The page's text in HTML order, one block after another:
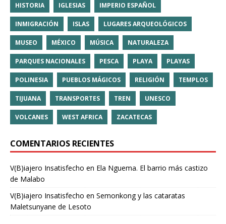
HISTORIA IGLESIAS IMPERIO ESPAÑOL
INMIGRACIÓN ISLAS LUGARES ARQUEOLÓGICOS
MUSEO MÉXICO MÚSICA NATURALEZA
PARQUES NACIONALES PESCA PLAYA PLAYAS
POLINESIA PUEBLOS MÁGICOS RELIGIÓN TEMPLOS
TIJUANA TRANSPORTES TREN UNESCO
VOLCANES WEST AFRICA ZACATECAS
COMENTARIOS RECIENTES
V(B)iajero Insatisfecho en Ela Nguema. El barrio más castizo
de Malabo
V(B)iajero Insatisfecho en Semonkong y las cataratas
Maletsunyane de Lesoto